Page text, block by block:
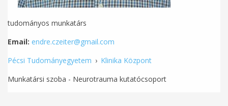
tudományos munkatárs
Email: endre.czeiter@gmail.com
Pécsi Tudományegyetem › Klinika Központ
Munkatársi szoba - Neurotrauma kutatócsoport